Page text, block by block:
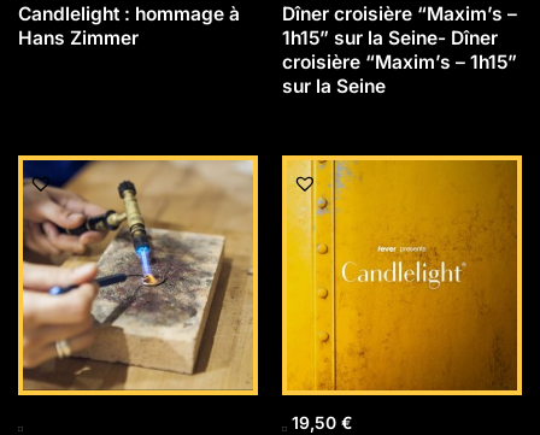
Candlelight : hommage à
Hans Zimmer
Dîner croisière “Maxim’s –
1h15” sur la Seine- Dîner
croisière “Maxim’s – 1h15”
sur la Seine
19,50 €